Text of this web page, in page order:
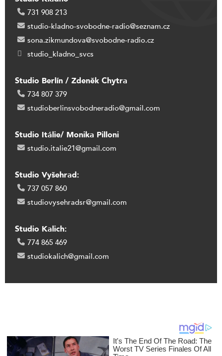
731 908 213
studio-kladno-svobodne-radio@seznam.cz
sona.zikmundova@svobodne-radio.cz
studio_kladno_svcs
Studio Berlín / Zdeněk Chytra
734 807 379
studioberlinsvobodneradio@gmail.com
Studio Itálie/ Monika Pilloni
studio.italie21@gmail.com
Studio Vyšehrad:
737 057 860
studiovysehradsr@gmail.com
Studio Kalich:
774 865 469
studiokalich@gmail.com